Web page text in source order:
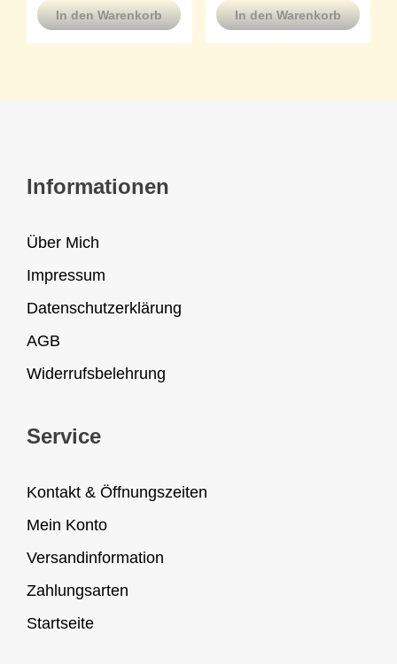
In den Warenkorb In den Warenkorb
Informationen
Über Mich
Impressum
Datenschutzerklärung
AGB
Widerrufsbelehrung
Service
Kontakt & Öffnungszeiten
Mein Konto
Versandinformation
Zahlungsarten
Startseite